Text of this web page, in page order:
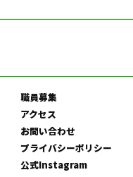
職員募集
アクセス
お問い合わせ
プライバシーポリシー
公式Instagram